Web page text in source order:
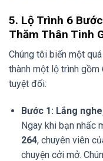
5. Lộ Trình 6
Thăm Thân Tinh
Chúng tôi biến một
thành một lộ trình gồm
tuyệt đối:
Bước 1: Lắng
Ngay khi bạn nhấc
264, chuyên viên
chuyện cởi mở.